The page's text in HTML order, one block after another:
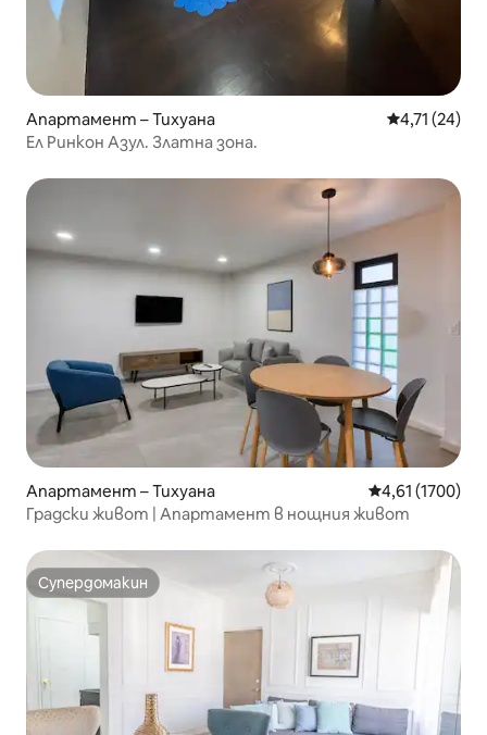
Апартамент – Тихуана Средна
4,71 (24)
Ел Ринкон Азул. Златна зона.
Апартамент – Тихуана Средна
4,61 (1700)
Градски живот | Апартамент в нощния живот
Супердомакин
Супердомакин